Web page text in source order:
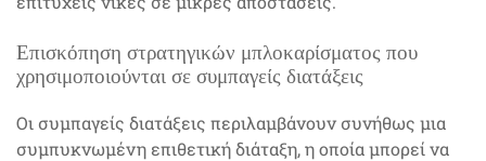
Επισκόπηση στρατηγικών μπλοκαρίσματος που
χρησιμοποιούνται σε συμπαγείς διατάξεις
Οι συμπαγείς διατάξεις περιλαμβάνουν συνήθως μια
συμπυκνωμένη επιθετική διάταξη, η οποία μπορεί να